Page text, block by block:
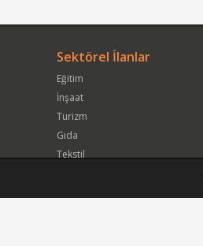
Sektörel İlanlar
Eğitim
İnşaat
Turizm
Gıda
Tekstil